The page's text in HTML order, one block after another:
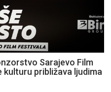
Sarajevo Film
približava ljudima